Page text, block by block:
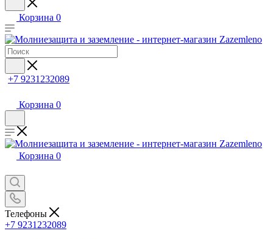
Корзина 0
+7 9231232089
Корзина 0
Корзина 0
Телефоны
+7 9231232089